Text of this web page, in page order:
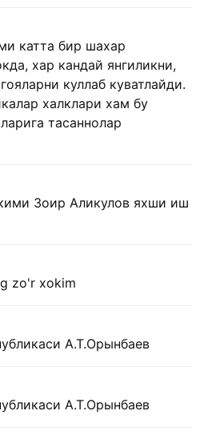
катта бир шахар
хар кандай янгиликни,
куллаб куватлайди.
халклари хам бу
тасаннолар
Зоир Аликулов яхши иш
zo'r xokim
А.Т.Орынбаев
А.Т.Орынбаев